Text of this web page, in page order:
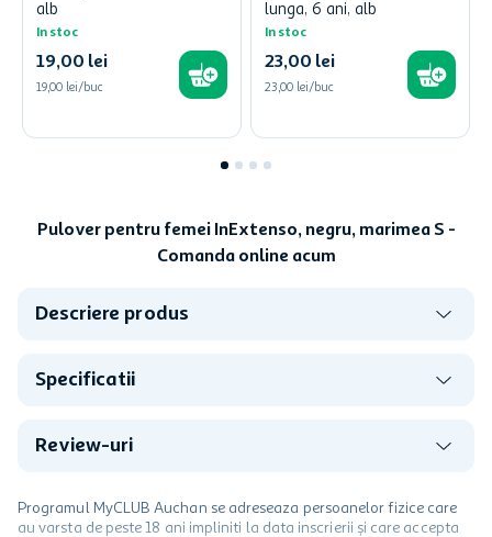
alb
In stoc
19,00 lei
19,00 lei/buc
lunga, 6 ani, alb
In stoc
23,00 lei
23,00 lei/buc
Pulover pentru femei InExtenso, negru, marimea S -
Comanda online acum
Descriere produs
Specificatii
Review-uri
Programul MyCLUB Auchan se adreseaza persoanelor fizice care
au varsta de peste 18 ani impliniti la data inscrierii și care accepta